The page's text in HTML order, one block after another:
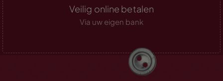
Veilig online betalen
Via uw eigen bank